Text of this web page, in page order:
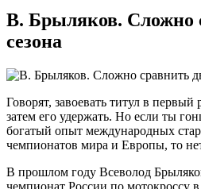
В. Брыляков. Сложно
сезона
Говорят, завоевать титул в первый
затем его удержать. Но если ты
богатый опыт международных
чемпионатов мира и Европы, то
В прошлом году Всеволод
чемпионат России по мотокроссу